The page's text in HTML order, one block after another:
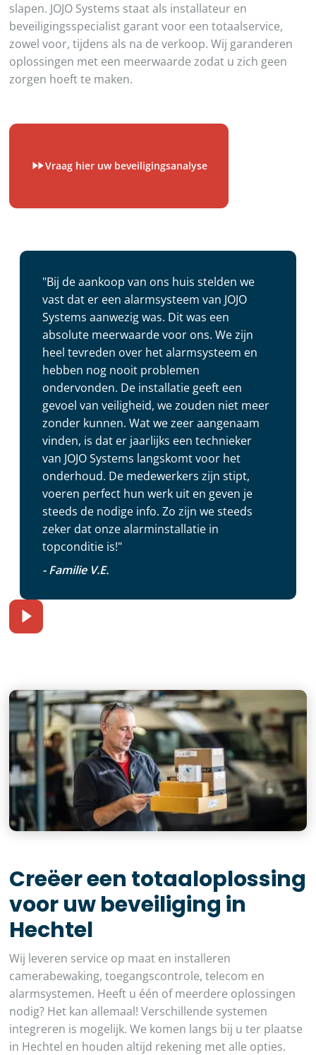
slapen. JOJO Systems staat als installateur en
beveiligingsspecialist garant voor een totaalservice,
zowel voor, tijdens als na de verkoop. Wij garanderen
oplossingen met een meerwaarde zodat u zich geen
zorgen hoeft te maken.
Vraag hier uw beveiligingsanalyse
"Bij de aankoop van ons huis stelden we
vast dat er een alarmsysteem van JOJO
Systems aanwezig was. Dit was een
absolute meerwaarde voor ons. We zijn
heel tevreden over het alarmsysteem en
hebben nog nooit problemen
ondervonden. De installatie geeft een
gevoel van veiligheid, we zouden niet meer
zonder kunnen. Wat we zeer aangenaam
vinden, is dat er jaarlijks een technieker
van JOJO Systems langskomt voor het
onderhoud. De medewerkers zijn stipt,
voeren perfect hun werk uit en geven je
steeds de nodige info. Zo zijn we steeds
zeker dat onze alarminstallatie in
topconditie is!"
- Familie V.E.
Creëer een totaaloplossing
voor uw beveiliging in
Hechtel
Wij leveren service op maat en installeren
camerabewaking, toegangscontrole, telecom en
alarmsystemen. Heeft u één of meerdere oplossingen
nodig? Het kan allemaal! Verschillende systemen
integreren is mogelijk. We komen langs bij u ter plaatse
in Hechtel en houden altijd rekening met alle opties.